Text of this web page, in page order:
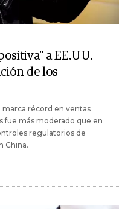
a EE.UU.
de los
récord en ventas
fue más moderado que en
regulatorios de
China.